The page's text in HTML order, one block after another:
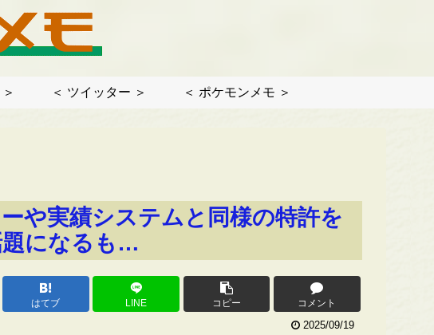
＜ ツイッター ＞ ＜ ポケモンメモ ＞
や実績システムと同様の特許を
になるも…
はてブ LINE コピー コメント
2025/09/19